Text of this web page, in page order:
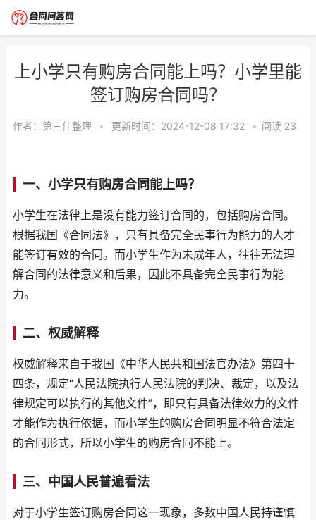
上小学只有购房合同能上吗？小学里能
签订购房合同吗？
作者： 第三佳整理 • 更新时间：2024-12-08 17:32 • 阅读 23
一、小学只有购房合同能上吗？
小学生在法律上是没有能力签订合同的，包括购房合同。
根据我国《合同法》，只有具备完全民事行为能力的人才
能签订有效的合同。而小学生作为未成年人，往往无法理
解合同的法律意义和后果，因此不具备完全民事行为能
力。
二、权威解释
权威解释来自于我国《中华人民共和国法官办法》第四十
四条，规定“人民法院执行人民法院的判决、裁定，以及法
律规定可以执行的其他文件”，即只有具备法律效力的文件
才能作为执行依据，而小学生的购房合同明显不符合法定
的合同形式，所以小学生的购房合同不能上。
三、中国人民普遍看法
对于小学生签订购房合同这一现象，多数中国人民持谨慎